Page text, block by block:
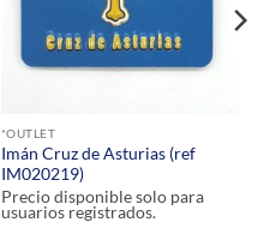
*OUTLET
Imán Cruz de Asturias (ref
IM020219)
Precio disponible solo para
usuarios registrados.